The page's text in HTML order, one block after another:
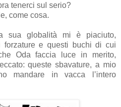
tenerci sul serio?
come cosa.
sua globalità mi è piaciuto,
forzature e questi buchi di cui
Oda faccia luce in merito,
queste sbavature, a mio
mandare in vacca l’intero